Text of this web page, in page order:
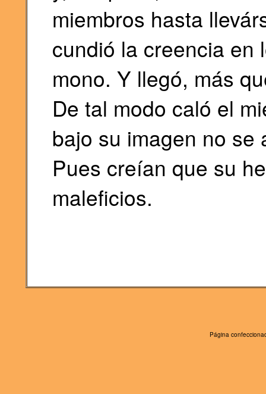
miembros hasta
cundió la creencia en
mono. Y llegó, más
De tal modo caló el
bajo su imagen no se
Pues creían que su
maleficios.
Página